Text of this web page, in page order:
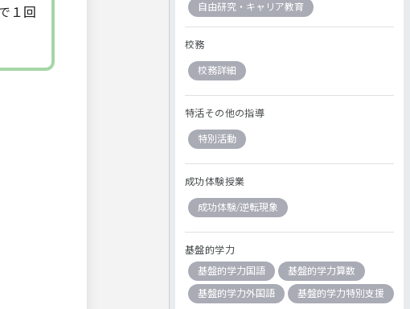
１回
自由研究・キャリア教育
校務
校務詳細
特活その他の指導
特別活動
成功体験授業
成功体験/逆転現象
基盤的学力
基盤的学力国語
基盤的学力算数
基盤的学力外国語
基盤的学力特別支援